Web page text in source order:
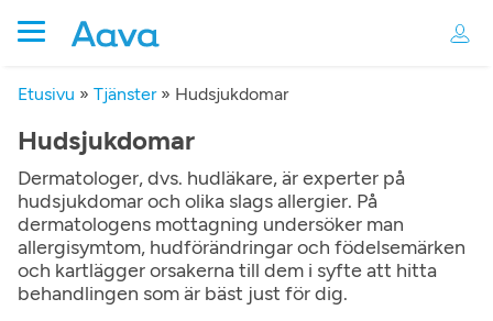
Etusivu » Tjänster» Hudsjukdomar
Hudsjukdomar
Dermatologer, dvs. hudläkare, är experter på
hudsjukdomar och olika slags allergier. På
dermatologens mottagning undersöker man
allergisymtom, hudförändringar och födelsemärken
och kartlägger orsakerna till dem i syfte att hitta
behandlingen som är bäst just för dig.